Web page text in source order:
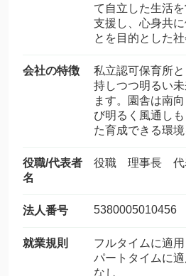
て自立した生活
支援し、心身共
とを目的とした社
会社の特徴
私立認可保育所
持しつつ明るい
ます。園舎は南
び明るく風通し
た育成できる環境
役職/代表者
名
役職 理事長
法人番号 5380005010456
就業規則
フルタイムに適
パートタイムに
なし